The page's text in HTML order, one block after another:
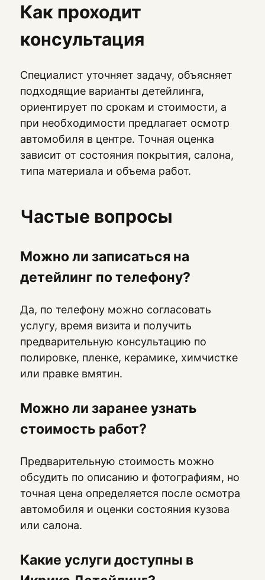
Как проходит
консультация
Специалист уточняет задачу, объясняет
подходящие варианты детейлинга,
ориентирует по срокам и стоимости, а
при необходимости предлагает осмотр
автомобиля в центре. Точная оценка
зависит от состояния покрытия, салона,
типа материала и объема работ.
Частые вопросы
Можно ли записаться на
детейлинг по телефону?
Да, по телефону можно согласовать
услугу, время визита и получить
предварительную консультацию по
полировке, пленке, керамике, химчистке
или правке вмятин.
Можно ли заранее узнать
стоимость работ?
Предварительную стоимость можно
обсудить по описанию и фотографиям, но
точная цена определяется после осмотра
автомобиля и оценки состояния кузова
или салона.
Какие услуги доступны в